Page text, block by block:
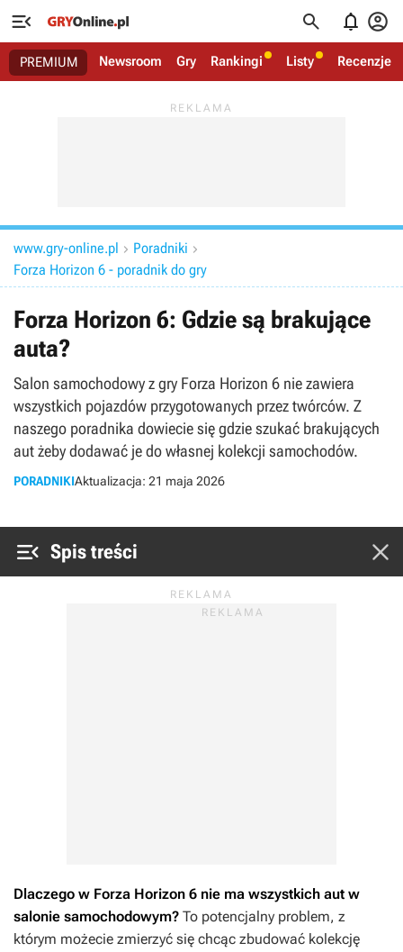
   
PREMIUM Newsroom Gry Rankingi Listy Recenzje
www.gry-online.pl  Poradniki 
Forza Horizon 6 - poradnik do gry
Forza Horizon 6: Gdzie są brakujące
auta?
Salon samochodowy z gry Forza Horizon 6 nie zawiera
wszystkich pojazdów przygotowanych przez twórców. Z
naszego poradnika dowiecie się gdzie szukać brakujących
aut żeby dodawać je do własnej kolekcji samochodów.
PORADNIKIAktualizacja: 21 maja 2026
 Spis treści 
Dlaczego w Forza Horizon 6 nie ma wszystkich aut w
salonie samochodowym? To potencjalny problem, z
którym możecie zmierzyć się chcąc zbudować kolekcję